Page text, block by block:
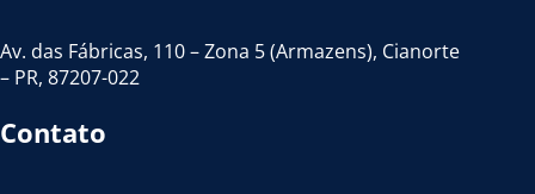
Av. das Fábricas, 110 – Zona 5 (Armazens), Cianorte
– PR, 87207-022
Contato